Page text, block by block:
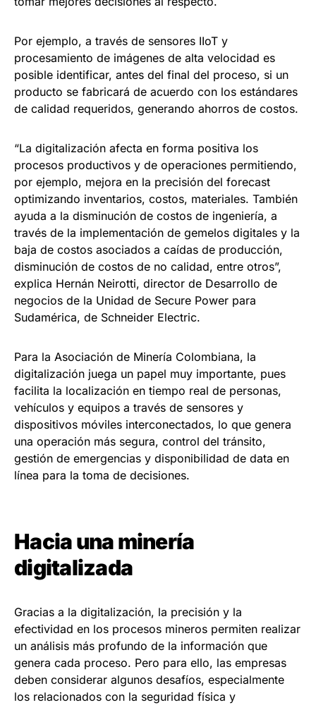
Por ejemplo, a través de sensores IIoT y
procesamiento de imágenes de alta velocidad es
posible identificar, antes del final del proceso, si un
producto se fabricará de acuerdo con los estándares
de calidad requeridos, generando ahorros de costos.
“La digitalización afecta en forma positiva los
procesos productivos y de operaciones permitiendo,
por ejemplo, mejora en la precisión del forecast
optimizando inventarios, costos, materiales. También
ayuda a la disminución de costos de ingeniería, a
través de la implementación de gemelos digitales y la
baja de costos asociados a caídas de producción,
disminución de costos de no calidad, entre otros”,
explica Hernán Neirotti, director de Desarrollo de
negocios de la Unidad de Secure Power para
Sudamérica, de Schneider Electric.
Para la Asociación de Minería Colombiana, la
digitalización juega un papel muy importante, pues
facilita la localización en tiempo real de personas,
vehículos y equipos a través de sensores y
dispositivos móviles interconectados, lo que genera
una operación más segura, control del tránsito,
gestión de emergencias y disponibilidad de data en
línea para la toma de decisiones.
Hacia una minería
digitalizada
Gracias a la digitalización, la precisión y la
efectividad en los procesos mineros permiten realizar
un análisis más profundo de la información que
genera cada proceso. Pero para ello, las empresas
deben considerar algunos desafíos, especialmente
los relacionados con la seguridad física y